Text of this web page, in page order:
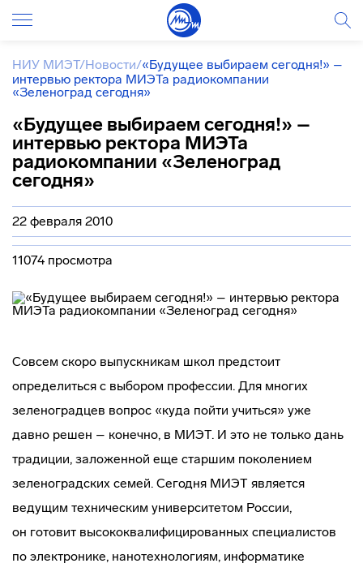
НИУ МИЭТ/Новости/«Будущее выбираем сегодня!» –
интервью ректора МИЭТа радиокомпании
«Зеленоград сегодня»
«Будущее выбираем сегодня!» –
интервью ректора МИЭТа
радиокомпании «Зеленоград
сегодня»
22 февраля 2010
11074 просмотра
Совсем скоро выпускникам школ предстоит
определиться с выбором профессии. Для многих
зеленоградцев вопрос «куда пойти учиться» уже
давно решен – конечно, в МИЭТ. И это не только дань
традиции, заложенной еще старшим поколением
зеленоградских семей. Сегодня МИЭТ является
ведущим техническим университетом России,
он готовит высококвалифицированных специалистов
по электронике, нанотехнологиям, информатике